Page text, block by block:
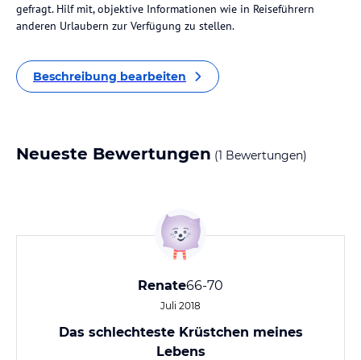
gefragt. Hilf mit, objektive Informationen wie in Reiseführern
anderen Urlaubern zur Verfügung zu stellen.
Beschreibung bearbeiten
Neueste Bewertungen (1 Bewertungen)
Renate66-70
Juli 2018
Das schlechteste Krüstchen meines
Lebens